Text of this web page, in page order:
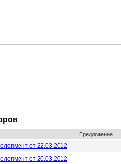
Предложение
от 22.03.2012
от 20.03.2012